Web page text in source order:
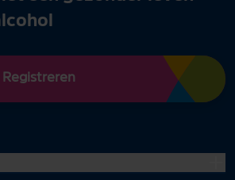
Registreren